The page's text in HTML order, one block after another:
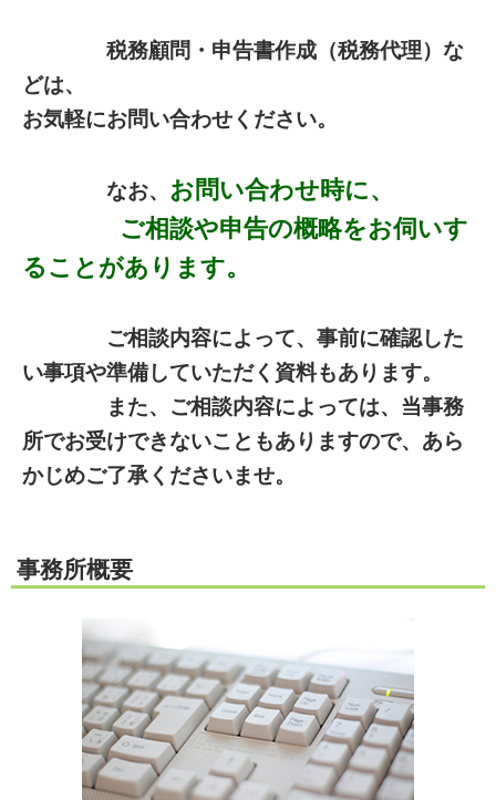
税務顧問・申告書作成（税務代理）な
どは、
お気軽にお問い合わせください。
なお、 お問い合わせ時に、
ご相談や申告の概略をお伺いす
ることがあります。
ご相談内容によって、事前に確認した
い事項や準備していただく資料もあります。
また、ご相談内容によっては、当事務
所でお受けできないこともありますので、あら
かじめご了承くださいませ。
事務所概要